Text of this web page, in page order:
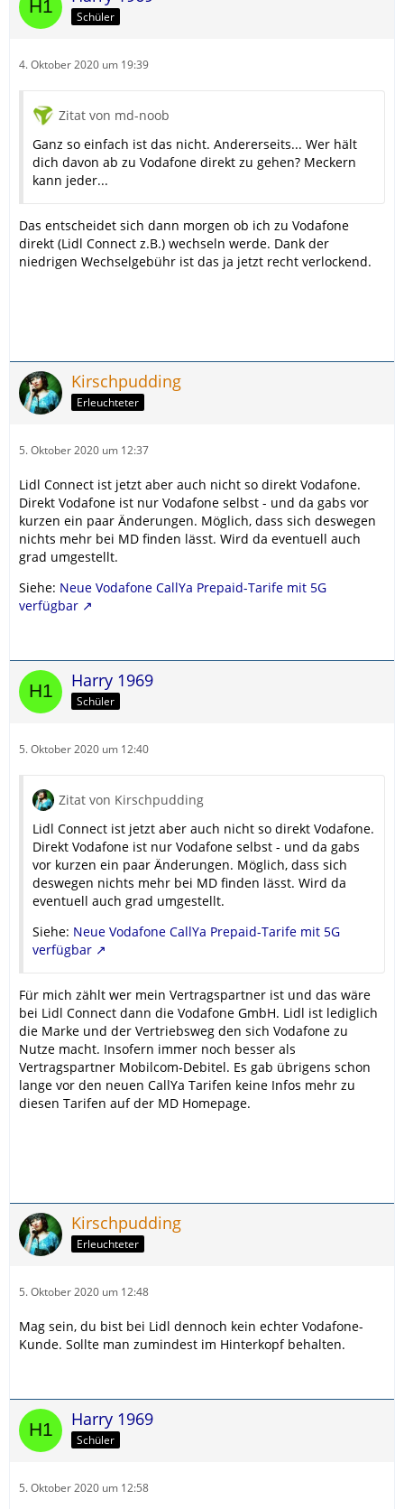
Schüler
4. Oktober 2020 um 19:39
Zitat von md-noob
Ganz so einfach ist das nicht. Andererseits... Wer hält
dich davon ab zu Vodafone direkt zu gehen? Meckern
kann jeder...
Das entscheidet sich dann morgen ob ich zu Vodafone
direkt (Lidl Connect z.B.) wechseln werde. Dank der
niedrigen Wechselgebühr ist das ja jetzt recht verlockend.
Kirschpudding
Erleuchteter
5. Oktober 2020 um 12:37
Lidl Connect ist jetzt aber auch nicht so direkt Vodafone.
Direkt Vodafone ist nur Vodafone selbst - und da gabs vor
kurzen ein paar Änderungen. Möglich, dass sich deswegen
nichts mehr bei MD finden lässt. Wird da eventuell auch
grad umgestellt.
Siehe: Neue Vodafone CallYa Prepaid-Tarife mit 5G
verfügbar
Harry 1969
Schüler
5. Oktober 2020 um 12:40
Zitat von Kirschpudding
Lidl Connect ist jetzt aber auch nicht so direkt Vodafone.
Direkt Vodafone ist nur Vodafone selbst - und da gabs
vor kurzen ein paar Änderungen. Möglich, dass sich
deswegen nichts mehr bei MD finden lässt. Wird da
eventuell auch grad umgestellt.
Siehe: Neue Vodafone CallYa Prepaid-Tarife mit 5G
verfügbar
Für mich zählt wer mein Vertragspartner ist und das wäre
bei Lidl Connect dann die Vodafone GmbH. Lidl ist lediglich
die Marke und der Vertriebsweg den sich Vodafone zu
Nutze macht. Insofern immer noch besser als
Vertragspartner Mobilcom-Debitel. Es gab übrigens schon
lange vor den neuen CallYa Tarifen keine Infos mehr zu
diesen Tarifen auf der MD Homepage.
Kirschpudding
Erleuchteter
5. Oktober 2020 um 12:48
Mag sein, du bist bei Lidl dennoch kein echter Vodafone-
Kunde. Sollte man zumindest im Hinterkopf behalten.
Harry 1969
Schüler
5. Oktober 2020 um 12:58